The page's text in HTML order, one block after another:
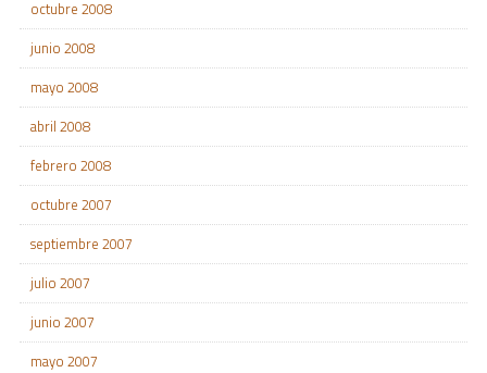
octubre 2008
junio 2008
mayo 2008
abril 2008
febrero 2008
octubre 2007
septiembre 2007
julio 2007
junio 2007
mayo 2007